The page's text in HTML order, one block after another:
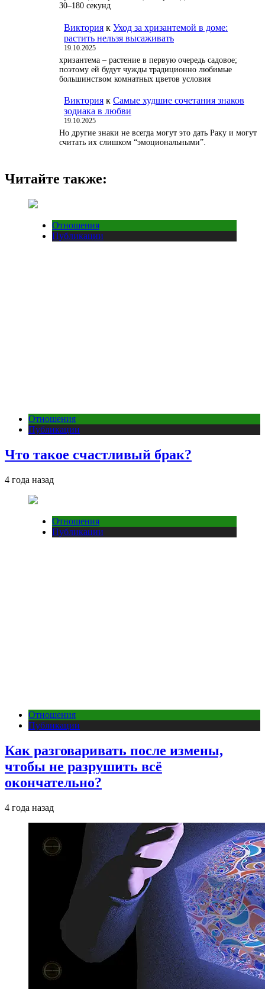
30–180 секунд
Виктория к Уход за хризантемой в доме:
растить нельзя высаживать
19.10.2025
хризантема – растение в первую очередь садовое;
поэтому ей будут чужды традиционно любимые
большинством комнатных цветов условия
Виктория к Самые худшие сочетания знаков
зодиака в любви
19.10.2025
Но другие знаки не всегда могут это дать Раку и могут
считать их слишком “эмоциональными”.
Читайте также:
Отношения
Публикации
Отношения
Публикации
Что такое счастливый брак?
4 года назад
Отношения
Публикации
Отношения
Публикации
Как разговаривать после измены,
чтобы не разрушить всё
окончательно?
4 года назад